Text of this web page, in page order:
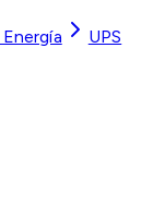
UPS